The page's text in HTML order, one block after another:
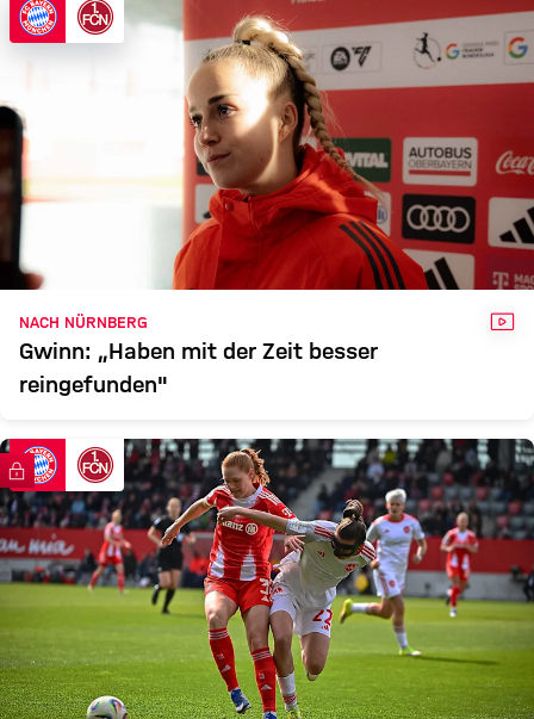
NACH NÜRNBERG
Gwinn: „Haben mit der Zeit besser
reingefunden"
FC Bayern TV PLUS